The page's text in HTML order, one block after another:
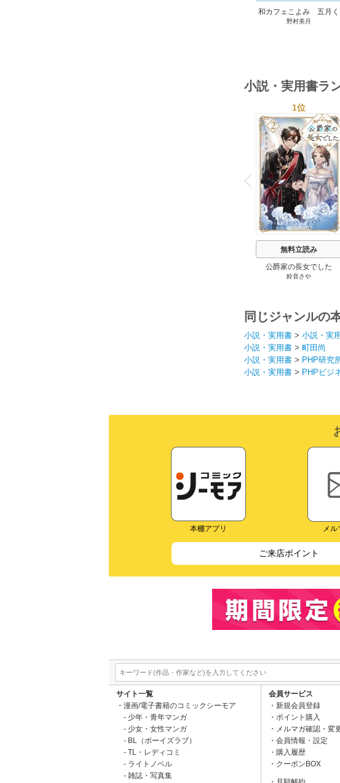
和カフェこよみ 五月く
んの夏のおもてなし 1巻
野村美月
小説・実用書ラ
P
r
e
v
i
o
u
s
1位
無料立読み
公爵家の長女でした
鈴音さや
同じジャンルの
小説・実用書 > 小説・実
小説・実用書 > 町田尚
小説・実用書 > PHP研究
小説・実用書 > PHPビジ
本棚アプリ メル
ご来店ポイント
サイト一覧
漫画/電子書籍のコミックシーモア
少年・青年マンガ
少女・女性マンガ
BL（ボーイズラブ）
TL・レディコミ
ライトノベル
雑誌・写真集
会員サービス
新規会員登録
ポイント購入
メルマガ確認・変
会員情報・設定
購入履歴
クーポンBOX